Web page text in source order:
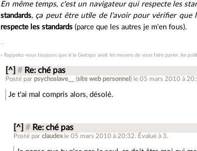
En même temps, c'est un navigateur qui respecte les
standards, ça peut être utile de l'avoir pour vérifier que
respecte les standards (parce que les autres je m'en fous).
« Rappelez-vous toujours que si la Gestapo avait les moyens de vous faire parler, les
[^] # Re: ché pas
Posté par psychoslave__ (site web personnel ) le 05 mars 2010 à
Je t'ai mal compris alors, désolé.
[^] # Re: ché pas
Posté parclaudex le 05 mars 2010 à 20:32. Évalué à 3.